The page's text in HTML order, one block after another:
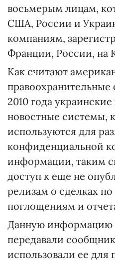
восьмерым лицам,
США, России и
компаниям,
Франции, России, на
Как считают
правоохранительные
2010 года
новостные системы,
используются для
конфиденциальной
информации, таким
доступ к еще не
релизам о сделках
поглощениям и
Данную информацию
передавали
использовали ее для